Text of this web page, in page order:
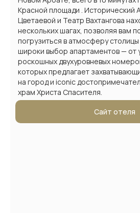
Красной площади . Исторический
Цветаевой и Театр Вахтангова
нескольких шагах, позволяя вам
погрузиться в атмосферу столицы
широки выбор апартаментов — от
роскошных двухуровневых
которых предлагает
на город и iconic
храм Христа Спасителя.
Сайт отеля